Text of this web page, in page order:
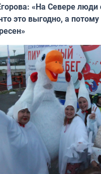
«На Севере
это выгодно, а потому